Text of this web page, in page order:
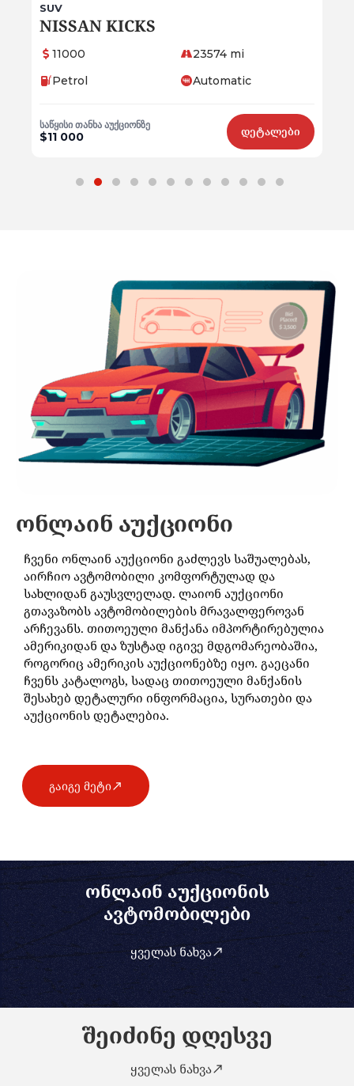
SUV
Audi Q5
17300
20012 mi
Petrol
Automatic
საწყისი თანხა აუქციონზე
$17 300 დეტალები
ონლაინ აუქციონი
ჩვენი ონლაინ აუქციონი გაძლევს საშუალებას,
აირჩიო ავტომობილი კომფორტულად და
სახლიდან გაუსვლელად. ლაიონ აუქციონი
გთავაზობს ავტომობილების მრავალფეროვან
არჩევანს. თითოეული მანქანა იმპორტირებულია
ამერიკიდან და ზუსტად იგივე მდგომარეობაშია,
როგორიც ამერიკის აუქციონებზე იყო. გაეცანი
ჩვენს კატალოგს, სადაც თითოეული მანქანის
შესახებ დეტალური ინფორმაცია, სურათები და
აუქციონის დეტალებია.
გაიგე მეტი
ონლაინ აუქციონის
ავტომობილები
ყველას ნახვა
შეიძინე დღესვე
ყველას ნახვა